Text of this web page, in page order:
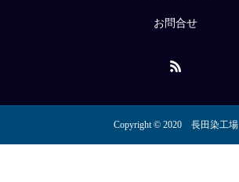
お問合せ
Copyright © 2020 長田染工場